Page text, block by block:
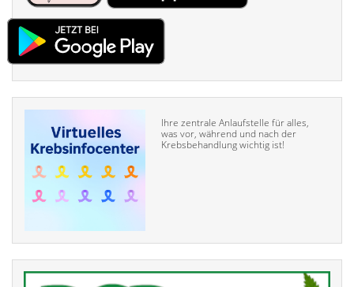
Ihre zentrale Anlaufstelle für alles,
was vor, während und nach der
Krebsbehandlung wichtig ist!